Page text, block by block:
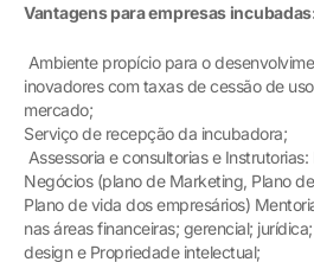
Vantagens para empresas
Ambiente propício para o
inovadores com taxas de cessão de
mercado;
Serviço de recepção da incubadora;
Assessoria e consultorias e
Negócios (plano de Marketing, Plano
Plano de vida dos empresários)
nas áreas financeiras; gerencial;
design e Propriedade intelectual;